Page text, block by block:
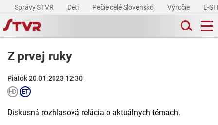
Správy STVR Deti Pečie celé Slovensko Výročie E-
Z prvej ruky
Piatok 20.01.2023 12:30
Diskusná rozhlasová relácia o aktuálnych témach.